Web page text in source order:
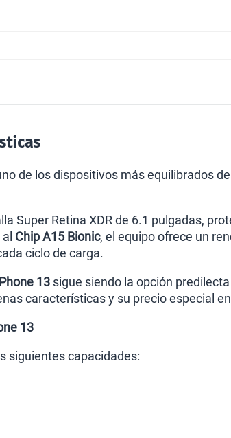
de los dispositivos más equilibrados de
Super Retina XDR de 6.1 pulgadas,
Chip A15 Bionic, el equipo ofrece un
ciclo de carga.
13 sigue siendo la opción
características y su precio especial
13
siguientes capacidades: